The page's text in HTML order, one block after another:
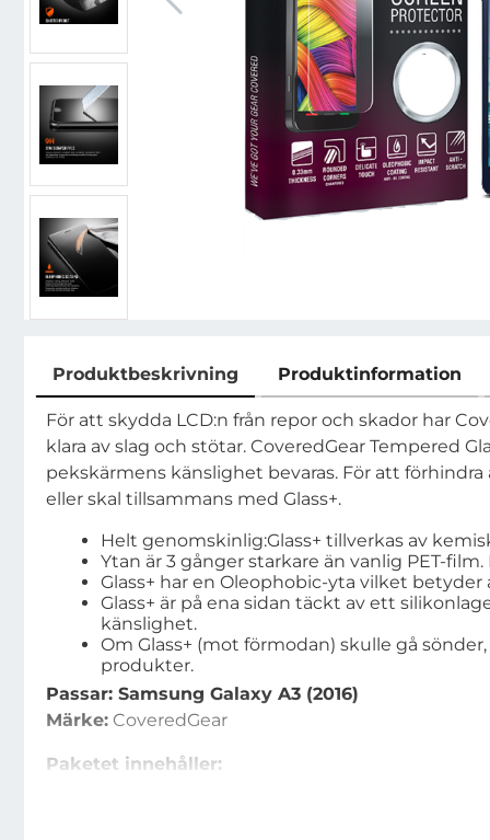
Produktbeskrivning Produktinformation
Produktbeskrivning
För att skydda LCD:n från repor och skador har
klara av slag och stötar. CoveredGear Tempered
pekskärmens känslighet bevaras. För att
eller skal tillsammans med Glass+.
Helt genomskinlig:Glass+ tillverkas av
Ytan är 3 gånger starkare än vanlig PET-
Glass+ har en Oleophobic-yta vilket
Glass+ är på ena sidan täckt av ett
känslighet.
Om Glass+ (mot förmodan) skulle gå
produkter.
Passar: Samsung Galaxy A3 (2016)
Märke: CoveredGear
Paketet innehåller: